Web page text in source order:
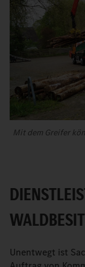
Mit dem Greifer
Unentwegt ist